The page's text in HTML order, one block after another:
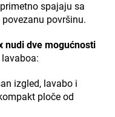
spajaju sa
površinu.
nudi dve mogućnosti
izgled, lavabo i
ploče od